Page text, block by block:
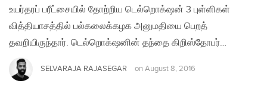
உயர்தரப் பரீட்சையில் தோற்றிய டெல்றொக்‌ஷன் 3 புள்ளிகள்
வித்தியாசத்தில் பல்கலைக்கழக அனுமதியை பெறத்
தவறியிருந்தார். டெல்றொக்‌ஷனின் தந்தை கிறிஸ்தோபர்…
SELVARAJA RAJASEGAR on August 8, 2016